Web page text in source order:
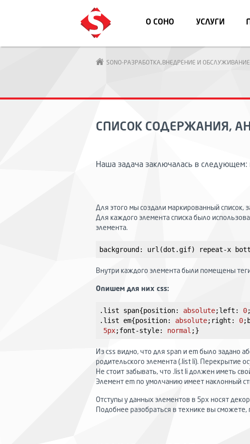
О СОНО УСЛУГИ
SONO-РАЗРАБОТКА,ВНЕДРЕНИЕ И
CПИСОК СОДЕРЖАНИЯ,
Наша задача заключалась в
Для этого мы создали маркированный список,
Для каждого элемента списка было
элемента.
background : url (dot .gif) repeat-x
Внутри каждого элемента были помещены
Опишем для них css:
.list span{position: absolute;left : 0;
.list
em{position: absolute; right : 0;
5px;font-style: normal ;}
Из css видно, что для span и em было
родительского элемента (.list li). Перекрытие
Не стоит забывать, что .list li должен иметь
Элемент em по умолчанию имеет наклонный
Отступы у данных элементов в 5px носят
Подобнее разобраться в технике вы